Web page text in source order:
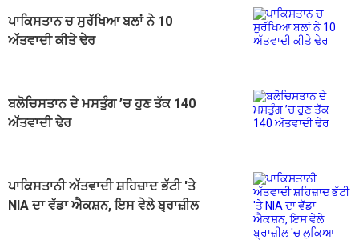
ਪਾਕਿਸਤਾਨ ਚ ਸੁਰੱਖਿਆ ਬਲਾਂ ਨੇ 10
ਅੱਤਵਾਦੀ ਕੀਤੇ ਢੇਰ
ਬਲੋਚਿਸਤਾਨ ਦੇ ਮਸਤੁੰਗ ’ਚ ਹੁਣ ਤੱਕ 140
ਅੱਤਵਾਦੀ ਢੇਰ
ਪਾਕਿਸਤਾਨੀ ਅੱਤਵਾਦੀ ਸ਼ਹਿਜ਼ਾਦ ਭੱਟੀ 'ਤੇ
NIA ਦਾ ਵੱਡਾ ਐਕਸ਼ਨ, ਇਸ ਵੇਲੇ ਬ੍ਰਾਜ਼ੀਲ